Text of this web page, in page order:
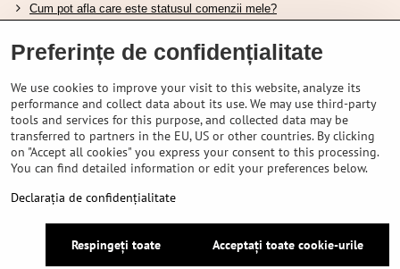
Cum pot afla care este statusul comenzii mele?
Nu aveți marfa pe stoc, când va fi disponibilă?
Vreau să îmi schimb comanda. Cum pot face asta?
Tabela de dimensiuni pentru încălțămintea Shimano.
Cum să alegi furca amortizată potrivită?
Cum să alegi mărimea potrivită a căștii?
Ghidul pentru acumulatorii Shimano.
Înțelegerea anvelopelor tubeless Schwalbe.
2026
VELOPORTAL STORES L.T.D.
Preferințe de confidențialitate
Declarația de confidențialitate
Preferințe de confidențialitate
We use cookies to improve your visit to this website, analyze its
performance and collect data about its use. We may use third-party
tools and services for this purpose, and collected data may be
transferred to partners in the EU, US or other countries. By clicking
on "Accept all cookies" you express your consent to this processing.
You can find detailed information or edit your preferences below.
Declarația de confidențialitate
Acceptați toate cookie-urile
Respingeți toate